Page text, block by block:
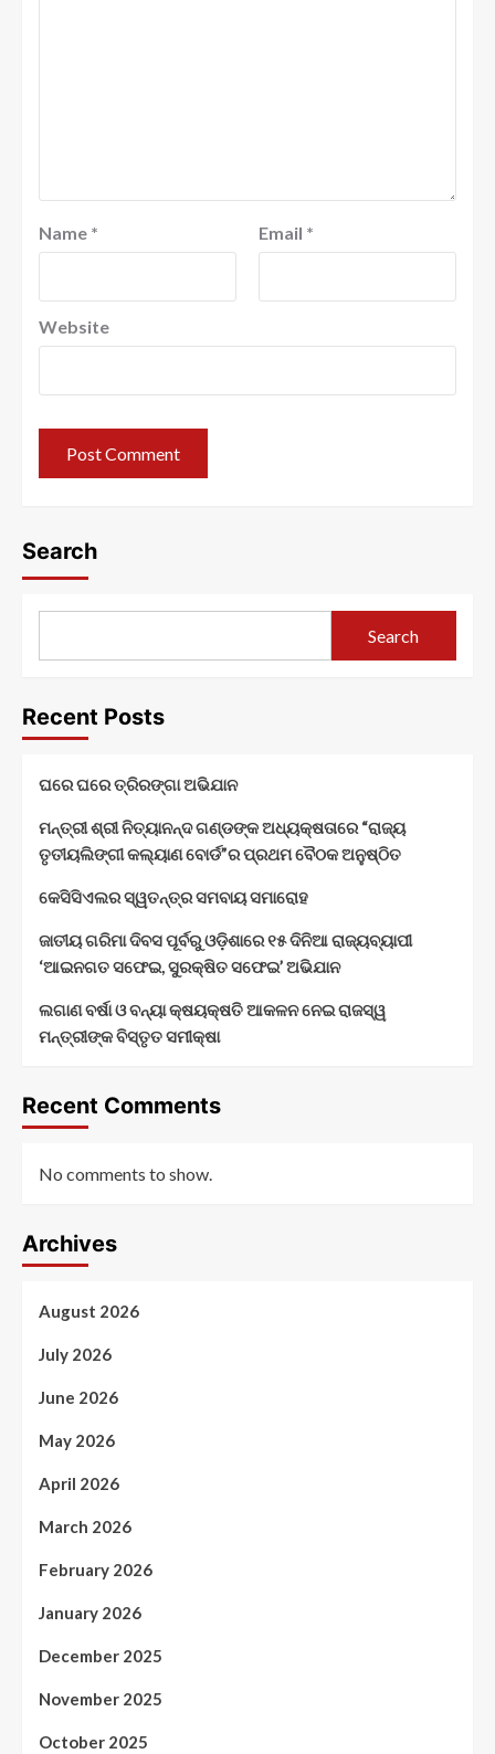
Name * Email *
Website
Search
Search
Recent Posts
ଘରେ ଘରେ ତ୍ରିରଙ୍ଗା ଅଭିଯାନ
ମନ୍ତ୍ରୀ ଶ୍ରୀ ନିତ୍ୟାନନ୍ଦ ଗଣ୍ଡଙ୍କ ଅଧ୍ୟକ୍ଷତାରେ “ରାଜ୍ୟ
ତୃତୀୟଲିଙ୍ଗୀ କଲ୍ୟାଣ ବୋର୍ଡ”ର ପ୍ରଥମ ବୈଠକ ଅନୁଷ୍ଠିତ
କେସିସିଏଲର ସ୍ୱତନ୍ତ୍ର ସମବାୟ ସମାରୋହ
ଜାତୀୟ ଗରିମା ଦିବସ ପୂର୍ବରୁ ଓଡ଼ିଶାରେ ୧୫ ଦିନିଆ ରାଜ୍ୟବ୍ୟାପୀ
‘ଆଇନଗତ ସଫେଇ, ସୁରକ୍ଷିତ ସଫେଇ’ ଅଭିଯାନ
ଲଗାଣ ବର୍ଷା ଓ ବନ୍ୟା କ୍ଷୟକ୍ଷତି ଆକଳନ ନେଇ ରାଜସ୍ୱ
ମନ୍ତ୍ରୀଙ୍କ ବିସ୍ତୃତ ସମୀକ୍ଷା
Recent Comments
No comments to show.
Archives
August 2026
July 2026
June 2026
May 2026
April 2026
March 2026
February 2026
January 2026
December 2025
November 2025
October 2025